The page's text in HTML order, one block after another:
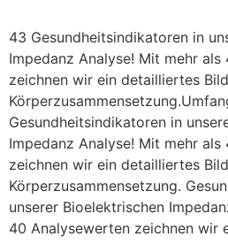
43 Gesundheitsindikatoren in
Impedanz Analyse! Mit mehr
zeichnen wir ein detailliertes
Gesundheitsindikatoren in
Impedanz Analyse! Mit mehr
zeichnen wir ein detailliertes
Körperzusammensetzung.
unserer Bioelektrischen
40 Analysewerten zeichnen wir